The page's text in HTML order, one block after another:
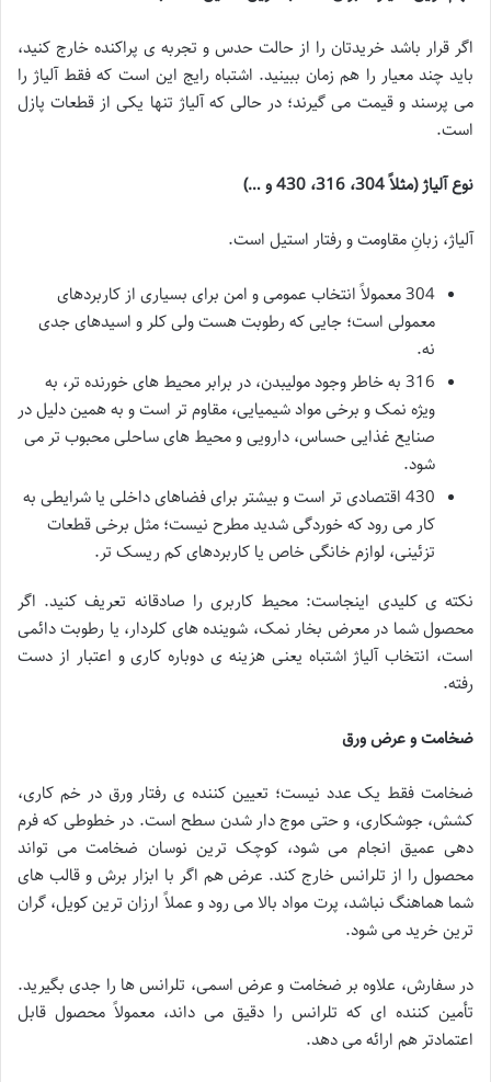
اگر قرار باشد خریدتان را از حالت حدس و تجربه ی پراکنده خارج کنید،
باید چند معیار را هم زمان ببینید. اشتباه رایج این است که فقط آلیاژ را
می پرسند و قیمت می گیرند؛ در حالی که آلیاژ تنها یکی از قطعات پازل
است.
نوع آلیاژ (مثلاً 304، 316، 430 و …)
آلیاژ، زبانِ مقاومت و رفتار استیل است.
304 معمولاً انتخاب عمومی و امن برای بسیاری از کاربردهای
معمولی است؛ جایی که رطوبت هست ولی کلر و اسیدهای جدی
نه.
316 به خاطر وجود مولیبدن، در برابر محیط های خورنده تر، به
ویژه نمک و برخی مواد شیمیایی، مقاوم تر است و به همین دلیل در
صنایع غذایی حساس، دارویی و محیط های ساحلی محبوب تر می
شود.
430 اقتصادی تر است و بیشتر برای فضاهای داخلی یا شرایطی به
کار می رود که خوردگی شدید مطرح نیست؛ مثل برخی قطعات
تزئینی، لوازم خانگی خاص یا کاربردهای کم ریسک تر.
نکته ی کلیدی اینجاست: محیط کاربری را صادقانه تعریف کنید. اگر
محصول شما در معرض بخار نمک، شوینده های کلردار، یا رطوبت دائمی
است، انتخاب آلیاژ اشتباه یعنی هزینه ی دوباره کاری و اعتبار از دست
رفته.
ضخامت و عرض ورق
ضخامت فقط یک عدد نیست؛ تعیین کننده ی رفتار ورق در خم کاری،
کشش، جوشکاری، و حتی موج دار شدن سطح است. در خطوطی که فرم
دهی عمیق انجام می شود، کوچک ترین نوسان ضخامت می تواند
محصول را از تلرانس خارج کند. عرض هم اگر با ابزار برش و قالب های
شما هماهنگ نباشد، پرت مواد بالا می رود و عملاً ارزان ترین کویل، گران
ترین خرید می شود.
در سفارش، علاوه بر ضخامت و عرض اسمی، تلرانس ها را جدی بگیرید.
تأمین کننده ای که تلرانس را دقیق می داند، معمولاً محصول قابل
اعتمادتر هم ارائه می دهد.